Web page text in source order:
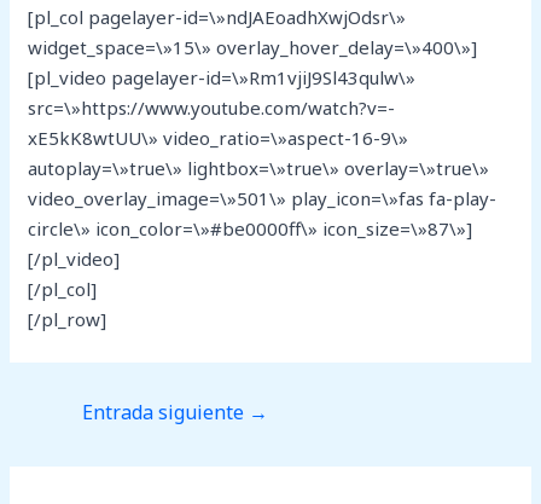
[pl_col pagelayer-id=\»ndJAEoadhXwjOdsr\»
widget_space=\»15\» overlay_hover_delay=\»400\»]
[pl_video pagelayer-id=\»Rm1vjiJ9Sl43qulw\»
src=\»https://www.youtube.com/watch?v=-
xE5kK8wtUU\» video_ratio=\»aspect-16-9\»
autoplay=\»true\» lightbox=\»true\» overlay=\»true\»
video_overlay_image=\»501\» play_icon=\»fas fa-play-
circle\» icon_color=\»#be0000ff\» icon_size=\»87\»]
[/pl_video]
[/pl_col]
[/pl_row]
Entrada siguiente →